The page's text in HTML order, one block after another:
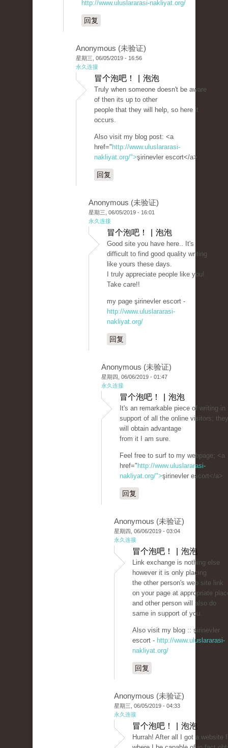
http://www.uluslararasi-nakliyat.org/
回复
Anonymous (未验证)
星期三, 06/05/2019 - 16:56
永久连接
冒个泡吧！ | 泡泡
Truly when someone doesn't be aware
of then its up to other
people that they will help, so here it
occurs.
Also visit my blog post: <a
href=" http://www.uluslararasi-
nakliyat.org/">şirinevler escort</a>
回复
Anonymous (未验证)
星期三, 06/05/2019 - 16:01
永久连接
冒个泡吧！ | 泡泡
Good site you have here.. It's
difficult to find good quality writing
like yours these days.
I truly appreciate people like you!
Take care!!
my page şirinevler escort -
http://www.uluslararasi-
nakliyat.org/
回复
Anonymous (未验证)
星期四, 06/06/2019 - 01:47
永久连接
冒个泡吧！ | 泡泡
It's an remarkable piece of writing in
support of all the online visitors; they
will obtain advantage
from it I am sure.
Feel free to surf to my webpage; <a
href=" http://www.uluslararasi-
nakliyat.org/">şirinevler escort</a>
回复
Anonymous (未验证)
星期四, 06/06/2019 - 03:04
永久连接
冒个泡吧！ | 泡泡
Link exchange is nothing else
however it is only placing
the other person's web site link
on your page at appropriate
and other person will also do
same in support of you.
Also visit my blog :: şirinevler
escort - http://www.uluslararasi-
nakliyat.org/
回复
Anonymous (未验证)
星期三, 06/05/2019 - 04:33
永久连接
冒个泡吧！ | 泡泡
Hurrah! After all I got a website